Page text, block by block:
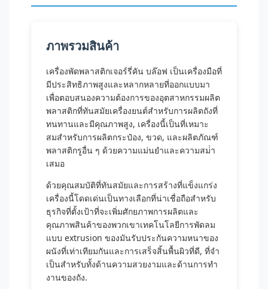
ภาพรวมสินค้า
เครื่องพัดพลาสติกเจอร์รี่คัน บล๊อฟ เป็นเครื่องมือที่
มีประสิทธิภาพสูงและหลากหลายที่ออกแบบมา
เพื่อตอบสนองความต้องการของอุตสาหกรรมผลิต
พลาสติกที่ทันสมัยเครื่องยนต์สําหรับการผลิตถังที่
ทนทานและมีคุณภาพสูง, เครื่องนี้เป็นที่เหมาะ
สมสําหรับการผลิตกระป๋อง, ขวด, และผลิตภัณฑ์
พลาสติกรูอื่น ๆ ด้วยความแม่นยําและความสม่ํา
เสมอ
ด้วยคุณสมบัติที่ทันสมัยและการสร้างที่แข็งแกร่ง
เครื่องนี้โดดเด่นเป็นทางเลือกที่น่าเชื่อถือสําหรับ
ธุรกิจที่ตั้งเป้าที่จะเพิ่มศักยภาพการผลิตและ
คุณภาพสินค้าของพวกเขาเทคโนโลยีการพัดลม
แบบ extrusion ของมันรับประกันความหนาของ
ผนังที่เท่าเทียมกันและการเสร็จสิ้นพื้นผิวที่ดี, ที่จํา
เป็นสําหรับทั้งด้านความสวยงามและด้านการทํา
งานของถัง.